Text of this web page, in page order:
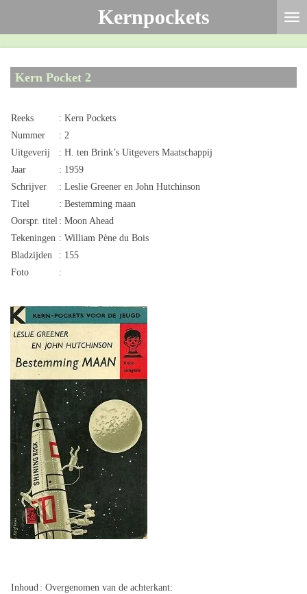
hoofdinhoud
Kernpockets
Kern Pocket 2
Reeks
: Kern Pockets
Nummer
: 2
Uitgeverij
: H. ten Brink’s Uitgevers Maatschappij
Jaar
: 1959
Schrijver
: Leslie Greener en John Hutchinson
Titel
: Bestemming maan
Oorspr. titel : Moon Ahead
Tekeningen : William Pène du Bois
Bladzijden
: 155
Foto
:
Inhoud : Overgenomen van de achterkant: